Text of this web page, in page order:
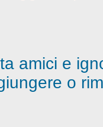
amici e
o